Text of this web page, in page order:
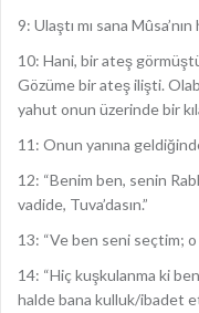
9: Ulaştı mı sana Mûsa’nın
10: Hani, bir ateş
Gözüme bir ateş ilişti.
yahut onun üzerinde bir
11: Onun yanına
12: “Benim ben, senin
vadide, Tuva’dasın.”
13: “Ve ben seni seçtim;
14: “Hiç kuşkulanma ki
halde bana kulluk/ibadet et